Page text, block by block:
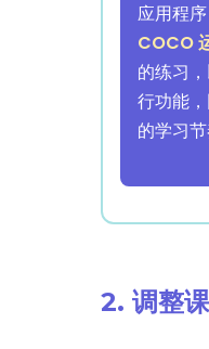
应用程序
COCO
的练习
行功能
的学习节
2. 调整